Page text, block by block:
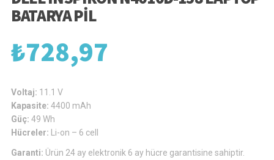
BATARYA PIL
₺728,97
Voltaj: 11.1 V
Kapasite: 4400 mAh
Güç: 49 Wh
Hücreler:
Li-on – 6 cell
Garanti: Ürün 24 ay elektronik 6 ay hücre garantisine sahiptir.